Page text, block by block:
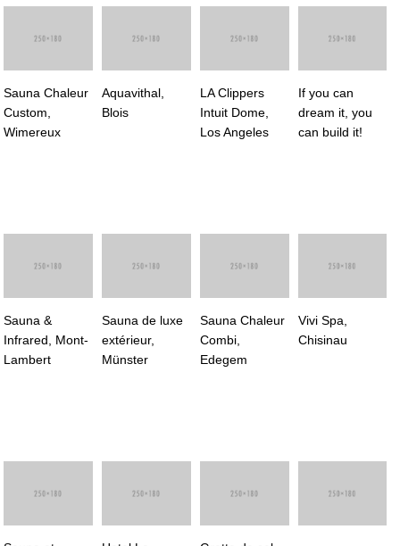
Sauna Chaleur
Custom,
Wimereux
Aquavithal,
Blois
LA Clippers
Intuit Dome,
Los Angeles
If you can
dream it, you
can build it!
Sauna &
Infrared, Mont-
Lambert
Sauna de luxe
extérieur,
Münster
Sauna Chaleur
Combi,
Edegem
Vivi Spa,
Chisinau